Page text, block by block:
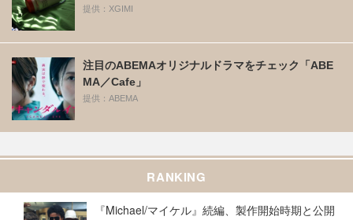
提供：XGIMI
注目のABEMAオリジナルドラマをチェック「ABE
MA／Cafe」
提供：ABEMA
RANKING
『Michael/マイケル』続編、製作開始時期と公開